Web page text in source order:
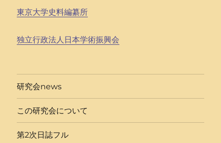
東京大学史料編纂所
独立行政法人日本学術振興会
研究会news
この研究会について
第2次日誌フル